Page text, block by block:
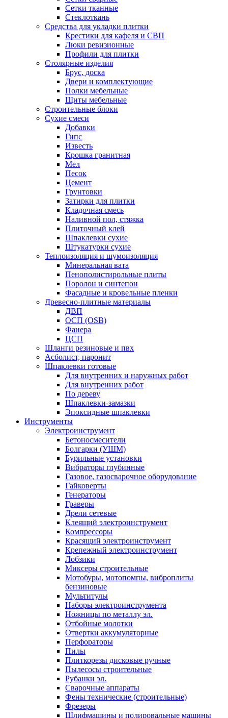
Сетки тканные
Стеклоткань
Средства для укладки плитки
Крестики для кафеля и СВП
Люки ревизионные
Профили для плитки
Столярные изделия
Брус, доска
Двери и комплектующие
Полки мебельные
Щиты мебельные
Строительные блоки
Сухие смеси
Добавки
Гипс
Известь
Крошка гранитная
Мел
Песок
Цемент
Грунтовки
Затирки для плитки
Кладочная смесь
Наливной пол, стяжка
Плиточный клей
Шпаклевки сухие
Штукатурки сухие
Теплоизоляция и шумоизоляция
Минеральная вата
Пенополистирольные плиты
Поролон и синтепон
Фасадные и кровельные пленки
Древесно-плитные материалы
ДВП
ОСП (OSB)
Фанера
ЦСП
Шланги резиновые и пвх
Асболист, паронит
Шпаклевки готовые
Для внутренних и наружных работ
Для внутренних работ
По дереву
Шпаклевки-замазки
Эпоксидные шпаклевки
Инструменты
Электроинструмент
Бетоносмесители
Болгарки (УШМ)
Бурильные установки
Вибраторы глубинные
Газовое, газосварочное оборудование
Гайковерты
Генераторы
Граверы
Дрели сетевые
Клеящий электроинструмент
Компрессоры
Красящий электроинструмент
Крепежный электроинструмент
Лобзики
Миксеры строительные
Мотобуры, мотопомпы, виброплиты
бензиновые
Мультитулы
Наборы электроинструмента
Ножницы по металлу эл.
Отбойные молотки
Отвертки аккумуляторные
Перфораторы
Пилы
Плиткорезы дисковые ручные
Пылесосы строительные
Рубанки эл.
Сварочные аппараты
Фены технические (строительные)
Фрезеры
Шлифмашины и полировальные машины